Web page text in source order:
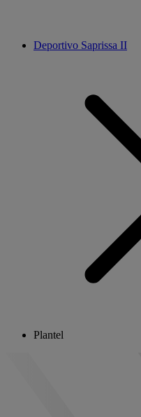
Deportivo Saprissa II
Plantel